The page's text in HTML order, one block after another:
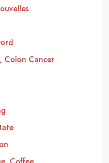
Colon Cancer